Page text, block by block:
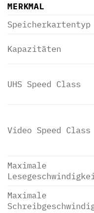
MERKMAL
Speicherkartentyp
Kapazitäten
UHS Speed Class
Video Speed Class
Maximale
Maximale